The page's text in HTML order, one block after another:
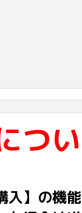
つ
】の機